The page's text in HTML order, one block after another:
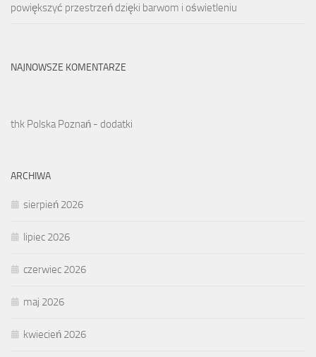
powiększyć przestrzeń dzięki barwom i oświetleniu
NAJNOWSZE KOMENTARZE
thk Polska Poznań - dodatki
ARCHIWA
sierpień 2026
lipiec 2026
czerwiec 2026
maj 2026
kwiecień 2026